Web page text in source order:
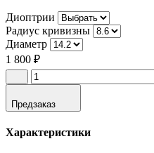
Диоптрии
Радиус кривизны
Диаметр
1 800 ₽
Предзаказ
Характеристики